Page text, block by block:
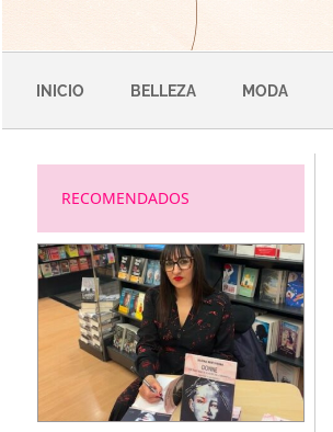
INICIO BELLEZA MODA
RECOMENDADOS